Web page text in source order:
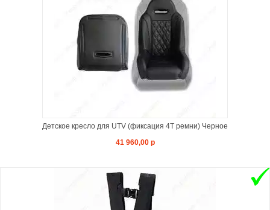
Детское кресло для UTV (фиксация 4Т ремни) Черное
41 960,00 р